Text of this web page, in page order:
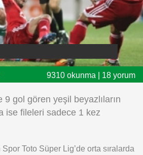
9310 okunma | 18 yorum
gol gören yeşil beyazlıların
ise fileleri sadece 1 kez
Toto Süper Lig’de orta sıralarda